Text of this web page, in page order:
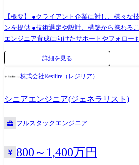
もと、必要人員の確保依頼やツールの追加導
提案ができること ●技術スタック 使用する技術はプロジェクトにより異
なりますが、主に以下の技術スタックを用い
データ分析全般(NumPy, pandas, Matplotlib,
械学習(sckit-learn, statsmodelsm, OPTUNA,
Learning(PyTorch, TensorFlow, Hugging Face,
うな社内活動を通じて技術的成長やエンゲー
の開催(マルチエージェント etc...) - 本勉強会
ナー、コーポレートも合わせ、社員の約3/4の
ーダーチャートの作成/予想、チームのキャッ
術とクライアントのビジネスを「つなぐ存在
ートアップ企業です。 高い技術力と課題解決
企業を中心に多くの導入事例とリピート契約がありま
ソリューション事業とは? 弊社は以下を特徴
ション事業を展開しています。 ・オーダー
デミア出自の先端の機械学習技術をベースに
ッケージAでは対応が難しい、ビジネス現場
貢献 また他社との差別化のため、弊社は「バ
に注力しています。 ●プロジェクトの開発フロー 弊社では約3ヶ月間とい
う短いサイクルで機械学習モデルやAIに関係
いますが、希望に応じてエンジニアもフロン
顧客ニーズを聞いたりすることができます。 ●チーム構成・支援制度 基
【概要】 ●クライアント企業に対し、様々な
ンを提供 ●技術選定や設計、構築から携わる
エンジニア育成に向けたサポートやフォロー
は、新規、既存クライアントとのプロジェク
業責任者と連携しながら事業推進/事業部全体
●Go+RESTFull APIを利用したサーバレスな管
リーダーとして他メンバーを引っ張り、プロ
詳細を見る
株式会社Resilire（レジリア）
シニアエンジニア(ジェネラリスト)
フルスタックエンジニア
800～1,400万円